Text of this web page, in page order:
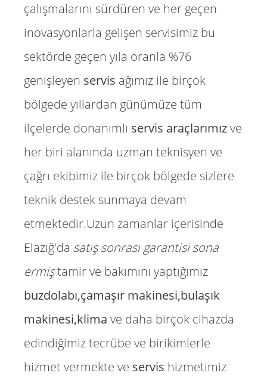
çalışmalarını sürdüren ve her geçen
inovasyonlarla gelişen servisimiz bu
sektörde geçen yıla oranla %76
genişleyen servis ağımız ile birçok
bölgede yıllardan günümüze tüm
ilçelerde donanımlı servis araçlarımızve
her biri alanında uzman teknisyen ve
çağrı ekibimiz ile birçok bölgede sizlere
teknik destek sunmaya devam
etmektedir.Uzun zamanlar içerisinde
Elazığ'da satış sonrası garantisi sona
ermiştamir ve bakımını yaptığımız
buzdolabı,çamaşır makinesi,bulaşık
makinesi,klima ve daha birçok cihazda
edindiğimiz tecrübe ve birikimlerle
hizmet vermekte ve servis hizmetimiz